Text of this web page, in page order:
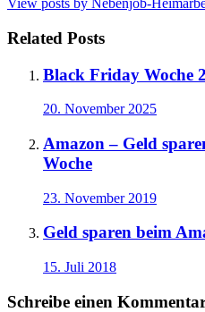
View posts by Nebenjob-
Related Posts
Black Friday Woche
20. November 2025
Amazon – Geld
Woche
23. November 2019
Geld sparen beim
15. Juli 2018
Schreibe einen